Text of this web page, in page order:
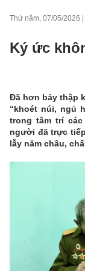
Thứ năm, 07/05/2026
Ký ức
Đã hơn bảy thập
“khoét núi, ngủ
trong tâm trí
người đã trực
lẫy năm châu,